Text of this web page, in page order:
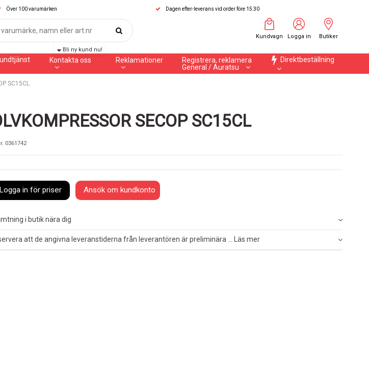
Över 100 varumärken Dagen efter-leverans vid order före 15:30
Kundvagn Logga in Butiker
Kontakta oss
Bli ny kund nu!
Reklamationer
Registrera, reklamera
General / Auratsu
Direktbeställning
SC15CL
SECOP SC15CL
0361742
Logga in för priser Ansök om kundkonto
i butik nära dig
att de angivna leveranstiderna från leverantören är preliminära ... Läs mer